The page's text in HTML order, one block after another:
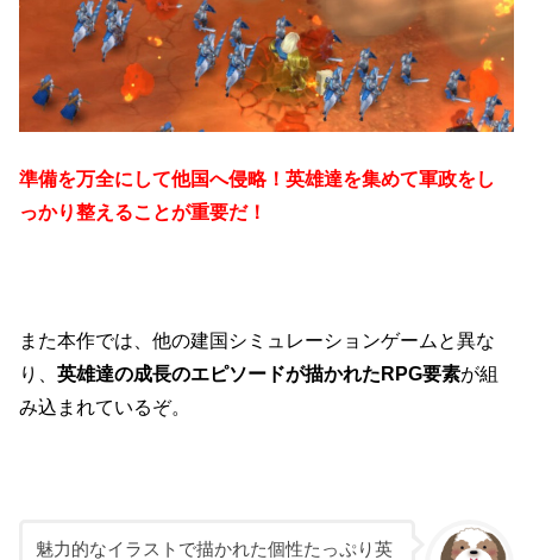
準備を万全にして他国へ侵略！英雄達を集めて軍政をし
っかり整えることが重要だ！
また本作では、他の建国シミュレーションゲームと異な
り、英雄達の成長のエピソードが描かれたRPG要素が組
み込まれているぞ。
魅力的なイラストで描かれた個性たっぷり英